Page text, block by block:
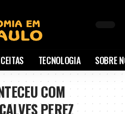
TECNOLOGIA SOBRE
COM
PEREZ